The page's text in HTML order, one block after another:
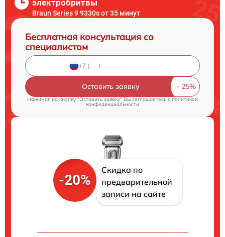
электробритвы
Braun Series 9 9330s от 35 минут
Бесплатная консультация со
специалистом
Оставить заявку
Нажимая на кнопку "Оставить заявку" Вы соглашаетесь cполитикой
конфиденциальности
-20%
Скидка по
предварительной
записи на сайте